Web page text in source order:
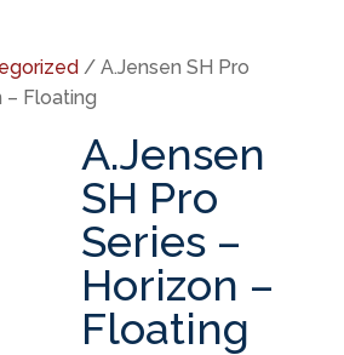
/ A.Jensen SH Pro
– Floating
A.Jensen
SH Pro
Series –
Horizon –
Floating